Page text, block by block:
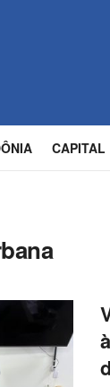
CAPITAL